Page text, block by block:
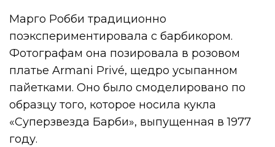
Марго Робби традиционно
поэкспериментировала с барбикором.
Фотографам она позировала в розовом
платье Armani Privé, щедро усыпанном
пайетками. Оно было смоделировано по
образцу того, которое носила кукла
«Суперзвезда Барби», выпущенная в 1977
году.